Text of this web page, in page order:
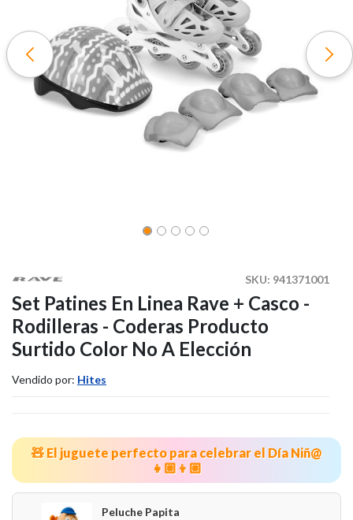
SKU: 941371001
Set Patines En Linea Rave + Casco -
Rodilleras - Coderas Producto
Surtido Color No A Elección
Vendido por: Hites
🧸 El juguete perfecto para celebrar el Día Niñ@
👧🏼👦🏼
Peluche Papita